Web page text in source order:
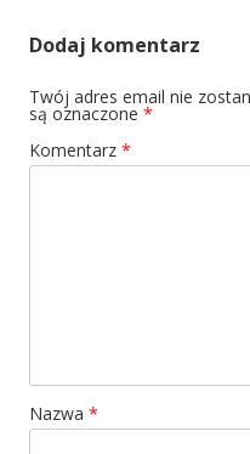
Dodaj komentarz
Twój adres email nie
są oznaczone *
Komentarz *
Nazwa *